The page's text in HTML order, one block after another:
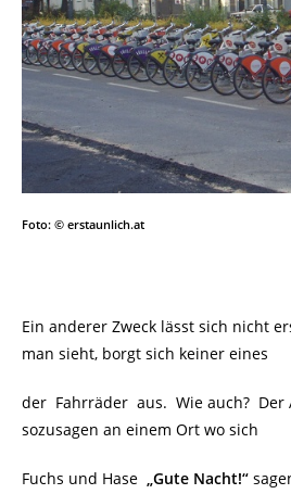
Foto: © erstaunlich.at
Ein anderer Zweck lässt sich nicht
man sieht, borgt sich keiner eines
der Fahrräder aus. Wie auch? Der
sozusagen an einem Ort wo sich
Fuchs und Hase „Gute Nacht!“